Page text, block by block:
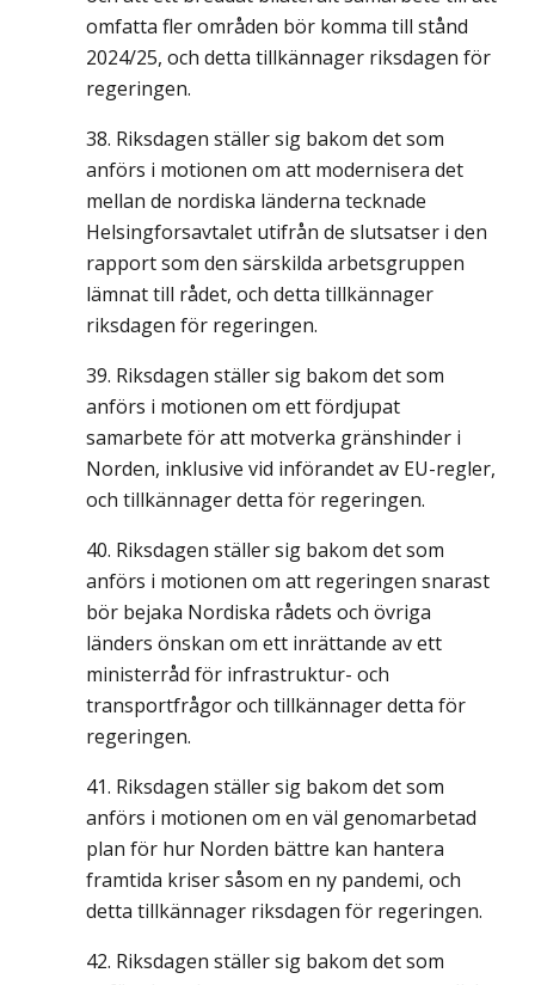
omfatta fler områden bör komma till stånd
2024/25, och detta tillkännager riksdagen för
regeringen.
Riksdagen ställer sig bakom det som
anförs i motionen om att modernisera det
mellan de nordiska länderna tecknade
Helsingforsavtalet utifrån de slutsatser i den
rapport som den särskilda arbetsgruppen
lämnat till rådet, och detta tillkännager
riksdagen för regeringen.
Riksdagen ställer sig bakom det som
anförs i motionen om ett fördjupat
samarbete för att motverka gränshinder i
Norden, inklusive vid införandet av EU-regler,
och tillkännager detta för regeringen.
Riksdagen ställer sig bakom det som
anförs i motionen om att regeringen snarast
bör bejaka Nordiska rådets och övriga
länders önskan om ett inrättande av ett
ministerråd för infrastruktur- och
transportfrågor och tillkännager detta för
regeringen.
Riksdagen ställer sig bakom det som
anförs i motionen om en väl genomarbetad
plan för hur Norden bättre kan hantera
framtida kriser såsom en ny pandemi, och
detta tillkännager riksdagen för regeringen.
Riksdagen ställer sig bakom det som